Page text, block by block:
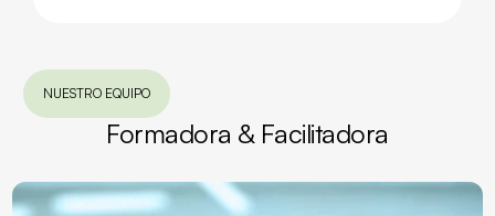
NUESTRO EQUIPO
Formadora & Facilitadora